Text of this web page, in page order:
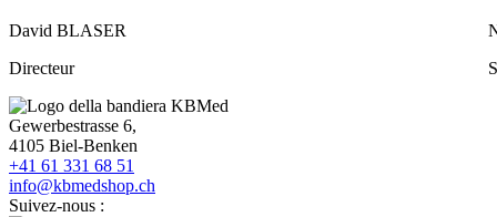
David BLASER
Directeur
Gewerbestrasse 6,
4105 Biel-Benken
+41 61 331 68 51
info@kbmedshop.ch
Suivez-nous :